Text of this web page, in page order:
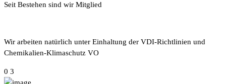
Seit Bestehen sind wir Mitglied
Wir arbeiten natürlich unter Einhaltung der VDI-Richtlinien und
Chemikalien-Klimaschutz VO
0 3